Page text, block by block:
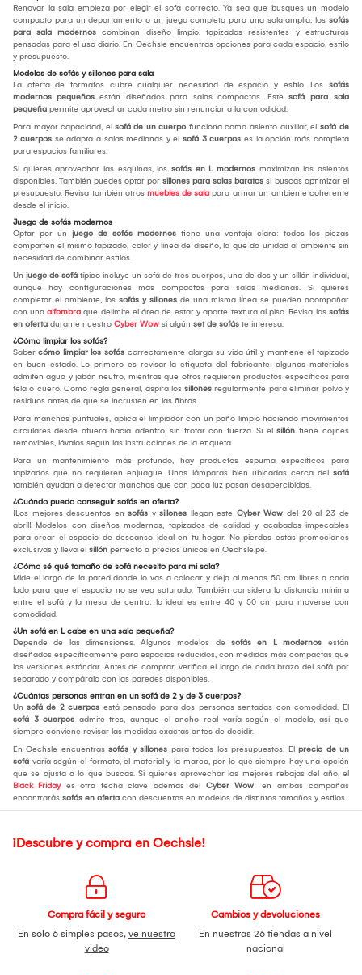
Renovar la sala empieza por elegir el sofá correcto. Ya sea que busques un modelo
compacto para un departamento o un juego completo para una sala amplia, los sofás
para sala modernos combinan diseño limpio, tapizados resistentes y estructuras
pensadas para el uso diario. En Oechsle encuentras opciones para cada espacio, estilo
y presupuesto.
Modelos de sofás y sillones para sala
La oferta de formatos cubre cualquier necesidad de espacio y estilo. Los sofás
modernos pequeños están diseñados para salas compactas. Este sofá para sala
pequeña permite aprovechar cada metro sin renunciar a la comodidad.
Para mayor capacidad, el sofá de un cuerpo funciona como asiento auxiliar, el sofá de
2 cuerpos se adapta a salas medianas y el sofá 3 cuerpos es la opción más completa
para espacios familiares.
Si quieres aprovechar las esquinas, los sofás en L modernos maximizan los asientos
disponibles. También puedes optar por sillones para salas baratos si buscas optimizar el
presupuesto. Revisa también otros muebles de sala para armar un ambiente coherente
desde el inicio.
Juego de sofás modernos
Optar por un juego de sofás modernos tiene una ventaja clara: todos los piezas
comparten el mismo tapizado, color y línea de diseño, lo que da unidad al ambiente sin
necesidad de combinar estilos.
Un juego de sofá típico incluye un sofá de tres cuerpos, uno de dos y un sillón individual,
aunque hay configuraciones más compactas para salas medianas. Si quieres
completar el ambiente, los sofás y sillones de una misma línea se pueden acompañar
con una alfombra que delimite el área de estar y aporte textura al piso. Revisa los sofás
en oferta durante nuestro Cyber Wow si algún set de sofás te interesa.
¿Cómo limpiar los sofás?
Saber cómo limpiar los sofás correctamente alarga su vida útil y mantiene el tapizado
en buen estado. Lo primero es revisar la etiqueta del fabricante: algunos materiales
admiten agua y jabón neutro, mientras que otros requieren productos específicos para
tela o cuero. Como regla general, aspira los sillones regularmente para eliminar polvo y
residuos antes de que se incrusten en las fibras.
Para manchas puntuales, aplica el limpiador con un paño limpio haciendo movimientos
circulares desde afuera hacia adentro, sin frotar con fuerza. Si el sillón tiene cojines
removibles, lávalos según las instrucciones de la etiqueta.
Para un mantenimiento más profundo, hay productos espuma específicos para
tapizados que no requieren enjuague. Unas lámparas bien ubicadas cerca del sofá
también ayudan a detectar manchas que con poca luz pasan desapercibidas.
¿Cuándo puedo conseguir sofás en oferta?
¡Los mejores descuentos en sofás y sillones llegan este Cyber Wow del 20 al 23 de
abril! Modelos con diseños modernos, tapizados de calidad y acabados impecables
para crear el espacio de descanso ideal en tu hogar. No pierdas estas promociones
exclusivas y lleva el sillón perfecto a precios únicos en Oechsle.pe.
¿Cómo sé qué tamaño de sofá necesito para mi sala?
Mide el largo de la pared donde lo vas a colocar y deja al menos 50 cm libres a cada
lado para que el espacio no se vea saturado. También considera la distancia mínima
entre el sofá y la mesa de centro: lo ideal es entre 40 y 50 cm para moverse con
comodidad.
¿Un sofá en L cabe en una sala pequeña?
Depende de las dimensiones. Algunos modelos de sofás en L modernos están
diseñados específicamente para espacios reducidos, con medidas más compactas que
los versiones estándar. Antes de comprar, verifica el largo de cada brazo del sofá por
separado y compáralo con las paredes disponibles.
¿Cuántas personas entran en un sofá de 2 y de 3 cuerpos?
Un sofá de 2 cuerpos está pensado para dos personas sentadas con comodidad. El
sofá 3 cuerpos admite tres, aunque el ancho real varía según el modelo, así que
siempre conviene revisar las medidas exactas antes de decidir.
En Oechsle encuentras sofás y sillones para todos los presupuestos. El precio de un
sofá varía según el formato, el material y la marca, por lo que siempre hay una opción
que se ajusta a lo que buscas. Si quieres aprovechar las mejores rebajas del año, el
Black Fridayes otra fecha clave además del Cyber Wow: en ambas campañas
encontrarás sofás en oferta con descuentos en modelos de distintos tamaños y estilos.
¡Descubre y compra en Oechsle!
Compra fácil y seguro
En solo 6 simples pasos, ve nuestro
video
Cambios y devoluciones
En nuestras 26 tiendas a nivel
nacional